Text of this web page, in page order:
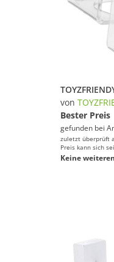
von
Bester Preis
gefunden bei
zuletzt überprüft
Preis kann sich
Keine